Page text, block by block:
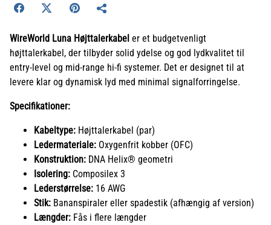
WireWorld Luna Højttalerkabel er et budgetvenligt
højttalerkabel, der tilbyder solid ydelse og god lydkvalitet til
entry-level og mid-range hi-fi systemer. Det er designet til at
levere klar og dynamisk lyd med minimal signalforringelse.
Specifikationer:
Kabeltype: Højttalerkabel (par)
Ledermateriale: Oxygenfrit kobber (OFC)
Konstruktion: DNA Helix® geometri
Isolering: Composilex 3
Lederstørrelse: 16 AWG
Stik: Bananspiraler eller spadestik (afhængig af version)
Længder: Fås i flere længder